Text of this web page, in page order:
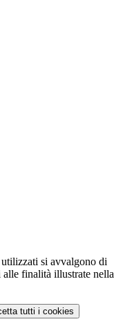
si avvalgono di
finalità illustrate nella
tutti i cookies